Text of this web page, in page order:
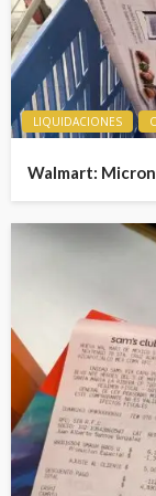
LIQUIDACIONES
Walmart: